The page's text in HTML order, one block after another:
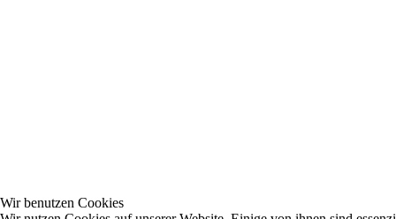
Wir benutzen Cookies